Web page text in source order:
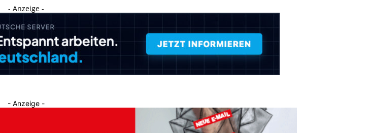
Journal
- Anzeige -
- Anzeige -